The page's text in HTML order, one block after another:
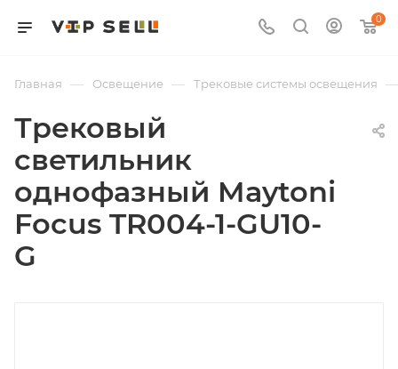
0
Главная — Освещение — Трековые системы освещения —
Трековый
светильник
однофазный Maytoni
Focus TR004-1-GU10-
G